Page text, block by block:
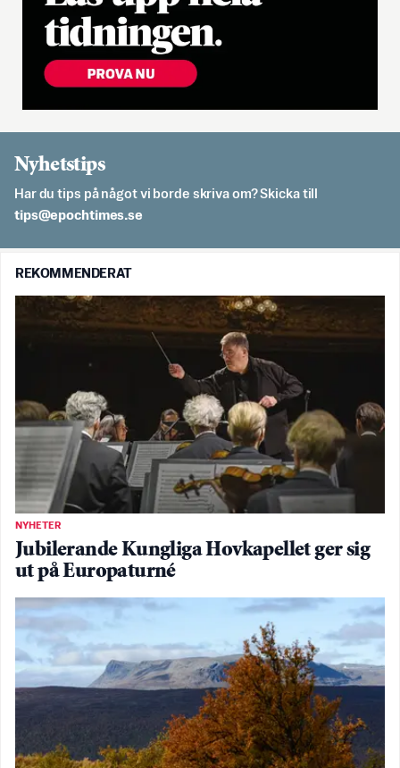
Nyhetstips
Har du tips på något vi borde skriva om? Skicka till
es.semithcope@spit
REKOMMENDERAT
NYHETER
Jubilerande Kungliga Hovkapellet ger sig
ut på Europaturné